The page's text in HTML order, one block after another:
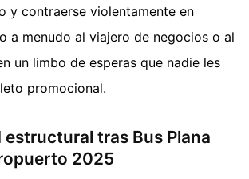
y contraerse violentamente en
a menudo al viajero de negocios o al
un limbo de esperas que nadie les
promocional.
estructural tras Bus Plana
2025